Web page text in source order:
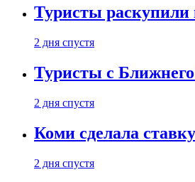
Туристы раскупили
2 дня спустя
Туристы с
2 дня спустя
Коми сделала
2 дня спустя